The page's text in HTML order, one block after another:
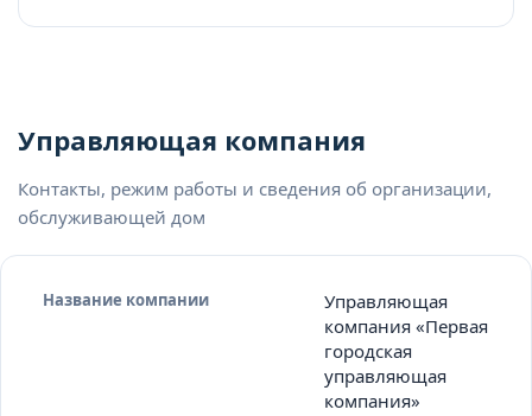
Управляющая компания
Контакты, режим работы и сведения об организации,
обслуживающей дом
Название компании
Управляющая
компания «Первая
городская
управляющая
компания»